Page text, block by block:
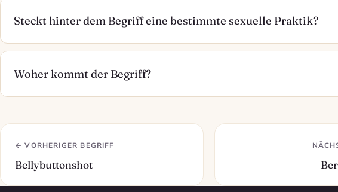
Steckt hinter dem Begriff eine bestimmte sexuelle Praktik?
Woher kommt der Begriff?
← VORHERIGER BEGRIFF
Bellybuttonshot